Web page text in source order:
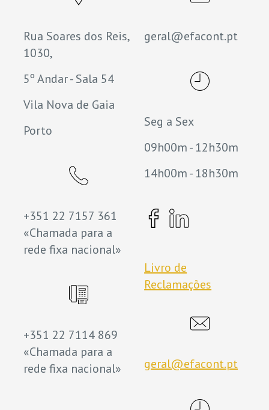
Rua Soares dos Reis,
1030,
5º Andar - Sala 54
Vila Nova de Gaia
Porto
+351 22 7157 361
«Chamada para a
rede fixa nacional»
+351 22 7114 869
«Chamada para a
rede fixa nacional»
geral@efacont.pt
Seg a Sex
09h00m - 12h30m
14h00m - 18h30m
Livro de
Reclamações
geral@efacont.pt